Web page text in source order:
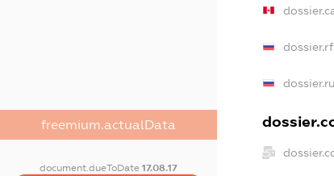
freemium.actualData
document.dueToDate 17.08.17